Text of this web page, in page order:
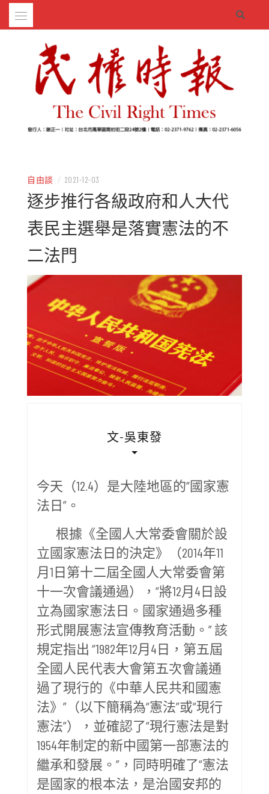
Skip
自由談 / 2021-12-03
逐步推行各級政府和人大代
表民主選舉是落實憲法的不
二法門
文-吳東發
今天（12.4）是大陸地區的“國家憲
法日”。
根據《全國人大常委會關於設
立國家憲法日的決定》（2014年11
月1日第十二屆全國人大常委會第
十一次會議通過），“將12月4日設
立為國家憲法日。國家通過多種
形式開展憲法宣傳教育活動。” 該
規定指出 “1982年12月4日，第五屆
全國人民代表大會第五次會議通
過了現行的《中華人民共和國憲
法》”（以下簡稱為“憲法”或“現行
憲法”），並確認了“現行憲法是對
1954年制定的新中國第一部憲法的
繼承和發展。”，同時明確了“憲法
是國家的根本法，是治國安邦的